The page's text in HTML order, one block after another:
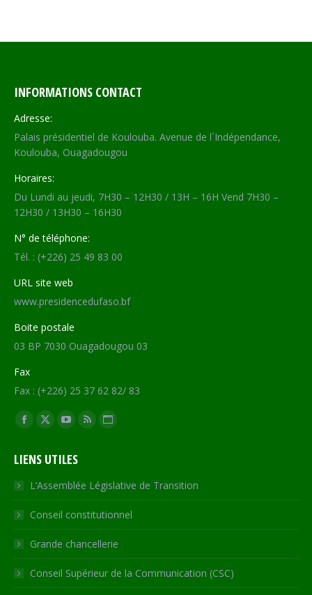
INFORMATIONS CONTACT
Adresse:
Palais présidentiel de Koulouba. Avenue de l´Indépendance,
Koulouba, Ouagadougou
Horaires:
Du Lundi au jeudi, 7H30 – 12H30 / 13H – 16H Vend 7H30 –
12H30 / 13H30 – 16H30
N° de téléphone:
Tél. : (+226) 25 49 83 00
URL site web
www.presidencedufaso.bf
Boite postale
03 BP 7030 Ouagadougou 03
Fax
Fax : (+226) 25 37 62 82/ 83
Trouvez nous sur :
Facebook
opens
in
new
window
X
opens
in
new
window
YouTube
opens
in
new
window
RSS
in
new
window
Site
opens
in
new
LIENS UTILES
L’Assemblée Législative de Transition
Conseil constitutionnel
Grande chancellerie
Conseil Supérieur de la Communication (CSC)